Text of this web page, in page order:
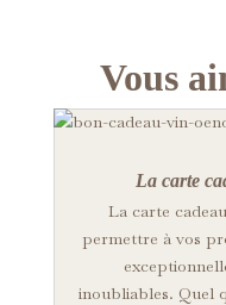
Vous
La carte
La carte
permettre à vos
inoubliables. Quel